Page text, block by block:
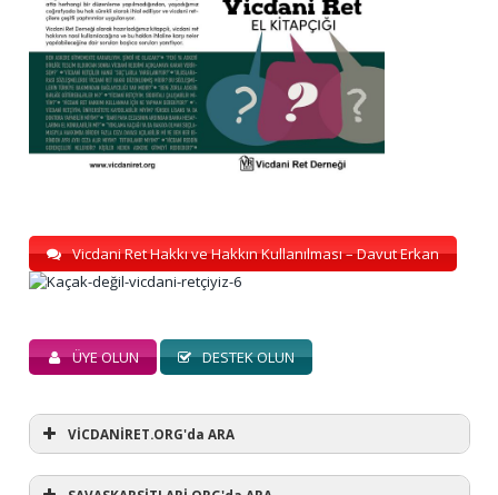
Vicdani Ret Hakkı ve Hakkın Kullanılması – Davut Erkan
ÜYE OLUN DESTEK OLUN
VİCDANİRET.ORG'da ARA